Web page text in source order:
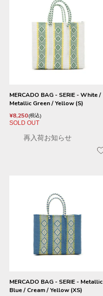
MERCADO BAG - SERIE - White /
Metallic Green / Yellow (S)
¥8,250 税込
SOLD OUT
再入荷お知らせ
MERCADO BAG - SERIE - Metallic
Blue / Cream / Yellow (XS)